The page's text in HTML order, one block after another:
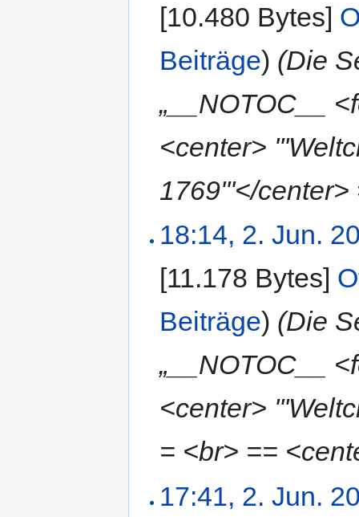
[10.480 Bytes]
Beiträge) (Die
„__NOTOC__
<center>
1769'''</
18:14, 2. Jun.
[11.178 Bytes]
Beiträge) (Die
„__NOTOC__
<center>
= <br> ==
17:41, 2. Jun.